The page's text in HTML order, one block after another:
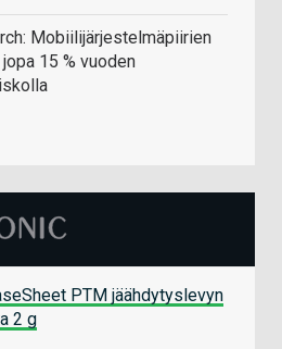
Mobiilijärjestelmäpiirien
15 % vuoden
PTM jäähdytyslevyn
2 g